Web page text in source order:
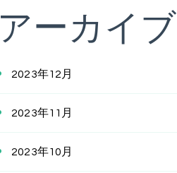
アーカイブ
2023年12月
2023年11月
2023年10月